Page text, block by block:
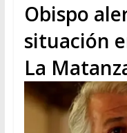
Obispo
situación
La